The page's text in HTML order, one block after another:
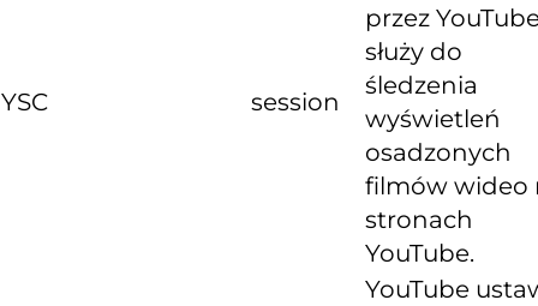
YSC session
przez
służy do
śledzenia
wyświetleń
osadzonych
filmów wideo
stronach
YouTube.
YouTube